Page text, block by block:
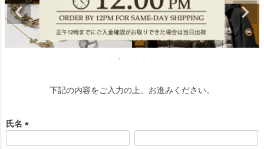
下記の内容をご入力の上、お進みください。
氏名